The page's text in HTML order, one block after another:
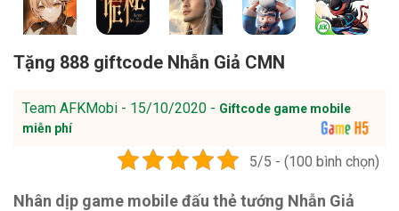
Tặng 888 giftcode Nhẫn Giả CMN
Team AFKMobi - 15/10/2020 - Giftcode game mobile
miễn phí
5/5 - (100 bình chọn)
Nhân dịp game mobile đấu thẻ tướng Nhẫn Giả